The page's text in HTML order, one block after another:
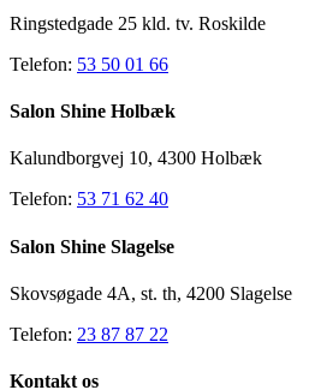
Ringstedgade 25 kld. tv. Roskilde
Telefon: 53 50 01 66
Salon Shine Holbæk
Kalundborgvej 10, 4300 Holbæk
Telefon: 53 71 62 40
Salon Shine Slagelse
Skovsøgade 4A, st. th, 4200 Slagelse
Telefon: 23 87 87 22
Kontakt os